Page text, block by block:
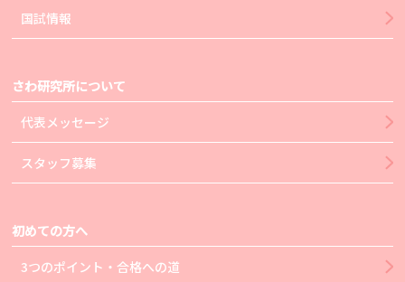
国試情報
さわ研究所について
代表メッセージ
スタッフ募集
初めての方へ
3つのポイント・合格への道